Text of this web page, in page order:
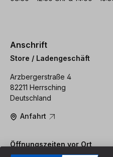
Anschrift
Store / Ladengeschäft
Arzbergerstraße 4
82211 Herrsching
Deutschland
Anfahrt
Öffnungszeiten vor Ort